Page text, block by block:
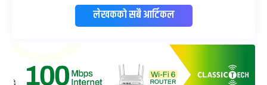
लेखकको सबै आर्टिकल